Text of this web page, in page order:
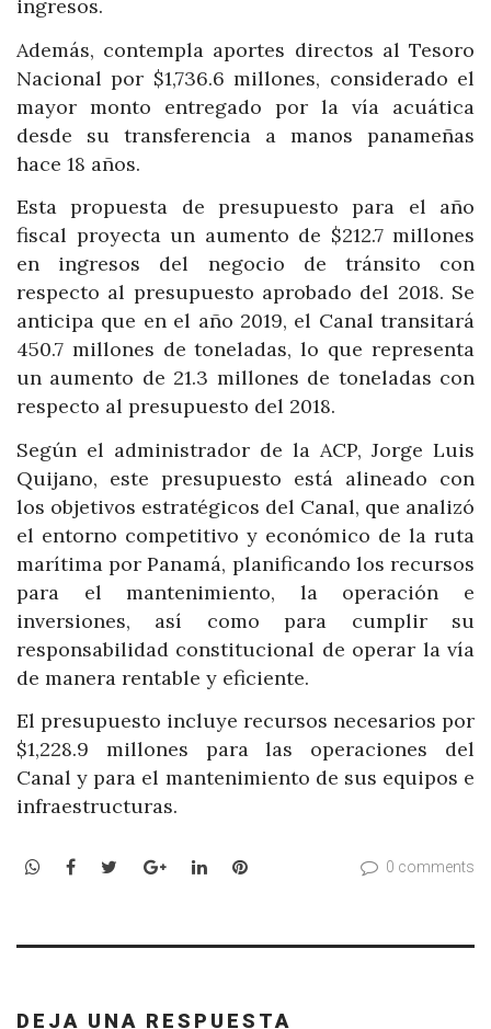
ingresos.
Además, contempla aportes directos al Tesoro
Nacional por $1,736.6 millones, considerado el
mayor monto entregado por la vía acuática
desde su transferencia a manos panameñas
hace 18 años.
Esta propuesta de presupuesto para el año
fiscal proyecta un aumento de $212.7 millones
en ingresos del negocio de tránsito con
respecto al presupuesto aprobado del 2018. Se
anticipa que en el año 2019, el Canal transitará
450.7 millones de toneladas, lo que representa
un aumento de 21.3 millones de toneladas con
respecto al presupuesto del 2018.
Según el administrador de la ACP, Jorge Luis
Quijano, este presupuesto está alineado con
los objetivos estratégicos del Canal, que analizó
el entorno competitivo y económico de la ruta
marítima por Panamá, planificando los recursos
para el mantenimiento, la operación e
inversiones, así como para cumplir su
responsabilidad constitucional de operar la vía
de manera rentable y eficiente.
El presupuesto incluye recursos necesarios por
$1,228.9 millones para las operaciones del
Canal y para el mantenimiento de sus equipos e
infraestructuras.
WhatsApp
Facebook
TwitterGoogle+LinkedInPinterest 0 comments
DEJA UNA RESPUESTA